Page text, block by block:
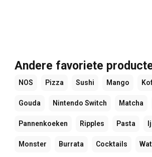
Andere favoriete
NOS Pizza Sushi Mango
Gouda Nintendo Switch Matcha
Pannenkoeken Ripples Pasta
Monster Burrata Cocktails